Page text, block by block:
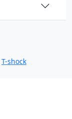
T-shock